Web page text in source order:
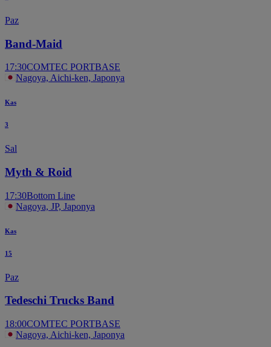
Paz
Band-Maid
17:30COMTEC PORTBASE
Nagoya, Aichi-ken, Japonya
Kas
3
Sal
Myth & Roid
17:30Bottom Line
Nagoya, JP, Japonya
Kas
15
Paz
Tedeschi Trucks Band
18:00COMTEC PORTBASE
Nagoya, Aichi-ken, Japonya